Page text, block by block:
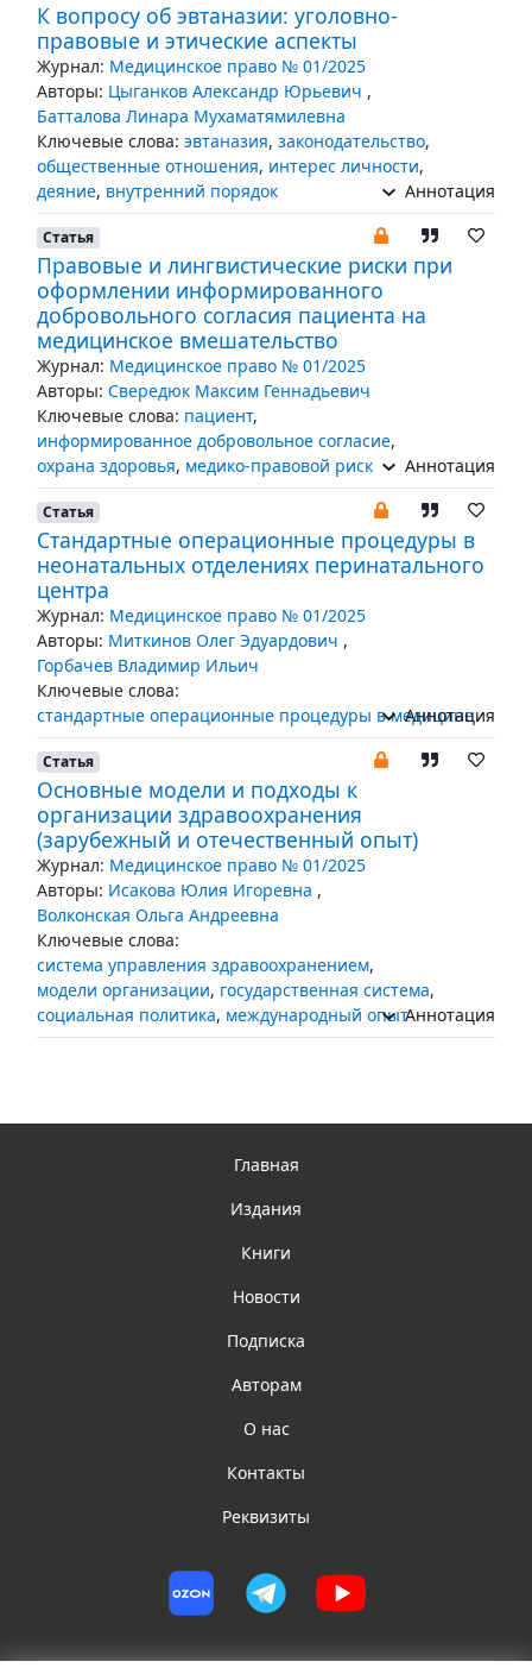
К вопросу об эвтаназии: уголовно-
правовые и этические аспекты
Журнал: Медицинское право № 01/2025
Авторы: Цыганков Александр Юрьевич ,
Батталова Линара Мухаматямилевна
Ключевые слова: эвтаназия, законодательство,
общественные отношения, интерес личности,
деяние, внутренний порядок Аннотация
Статья
Правовые и лингвистические риски при
оформлении информированного
добровольного согласия пациента на
медицинское вмешательство
Журнал: Медицинское право № 01/2025
Авторы: Свередюк Максим Геннадьевич
Ключевые слова: пациент,
информированное добровольное согласие,
охрана здоровья, медико-правовой риск Аннотация
Статья
Стандартные операционные процедуры в
неонатальных отделениях перинатального
центра
Журнал: Медицинское право № 01/2025
Авторы: Миткинов Олег Эдуардович ,
Горбачев Владимир Ильич
Ключевые слова:
стандартные операционные процедуры в медицине
Аннотация
Статья
Основные модели и подходы к
организации здравоохранения
(зарубежный и отечественный опыт)
Журнал: Медицинское право № 01/2025
Авторы: Исакова Юлия Игоревна ,
Волконская Ольга Андреевна
Ключевые слова:
система управления здравоохранением,
модели организации, государственная система,
социальная политика, международный опытАннотация
Главная
Издания
Книги
Новости
Подписка
Авторам
О нас
Контакты
Реквизиты